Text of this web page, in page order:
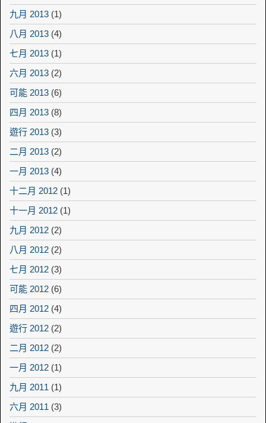
九月 2013 (1)
八月 2013 (4)
七月 2013 (1)
六月 2013 (2)
可能 2013 (6)
四月 2013 (8)
遊行 2013 (3)
二月 2013 (2)
一月 2013 (4)
十二月 2012 (1)
十一月 2012 (1)
九月 2012 (2)
八月 2012 (2)
七月 2012 (3)
可能 2012 (6)
四月 2012 (4)
遊行 2012 (2)
二月 2012 (2)
一月 2012 (1)
九月 2011 (1)
六月 2011 (3)